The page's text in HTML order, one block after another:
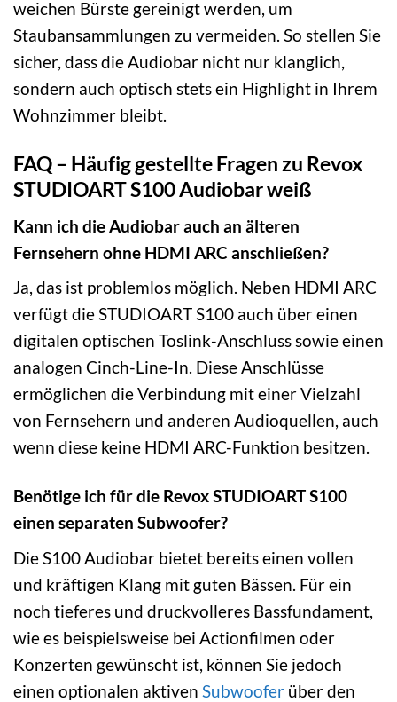
weichen Bürste gereinigt werden, um
Staubansammlungen zu vermeiden. So stellen Sie
sicher, dass die Audiobar nicht nur klanglich,
sondern auch optisch stets ein Highlight in Ihrem
Wohnzimmer bleibt.
FAQ – Häufig gestellte Fragen zu Revox
STUDIOART S100 Audiobar weiß
Kann ich die Audiobar auch an älteren
Fernsehern ohne HDMI ARC anschließen?
Ja, das ist problemlos möglich. Neben HDMI ARC
verfügt die STUDIOART S100 auch über einen
digitalen optischen Toslink-Anschluss sowie einen
analogen Cinch-Line-In. Diese Anschlüsse
ermöglichen die Verbindung mit einer Vielzahl
von Fernsehern und anderen Audioquellen, auch
wenn diese keine HDMI ARC-Funktion besitzen.
Benötige ich für die Revox STUDIOART S100
einen separaten Subwoofer?
Die S100 Audiobar bietet bereits einen vollen
und kräftigen Klang mit guten Bässen. Für ein
noch tieferes und druckvolleres Bassfundament,
wie es beispielsweise bei Actionfilmen oder
Konzerten gewünscht ist, können Sie jedoch
einen optionalen aktiven Subwoofer über den